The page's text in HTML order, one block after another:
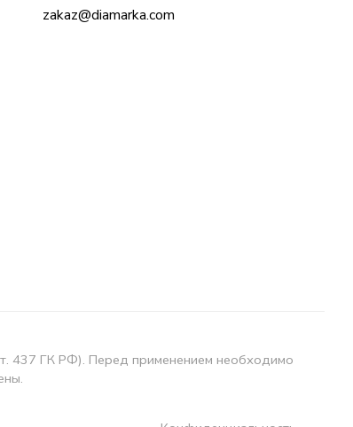
zakaz@diamarka.com
437 ГК РФ). Перед применением необходимо